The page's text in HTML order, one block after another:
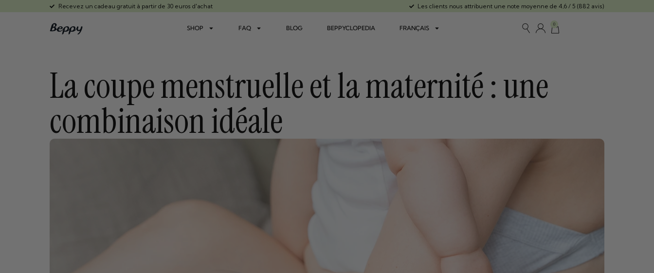
Recevez un cadeau gratuit à partir de 30 euros d'achat Les clients nous attribuent une note moyenne de 4,6 / 5 (882 avis)
SHOP FAQ BLOG BEPPYCLOPEDIA FRANÇAIS
0
La coupe menstruelle et la maternité : une
combinaison idéale